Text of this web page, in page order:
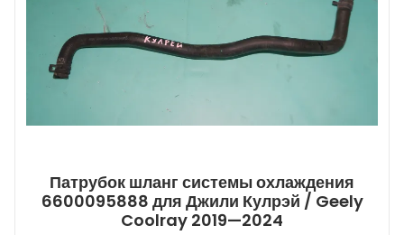
Патрубок шланг системы охлаждения
6600095888 для Джили Кулрэй / Geely
Coolray 2019—2024